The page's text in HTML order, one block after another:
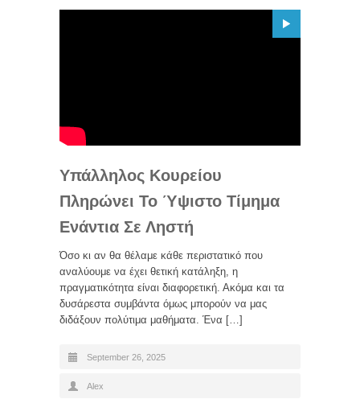
Υπάλληλος Κουρείου
Πληρώνει Το Ύψιστο Τίμημα
Ενάντια Σε Ληστή
Όσο κι αν θα θέλαμε κάθε περιστατικό που
αναλύουμε να έχει θετική κατάληξη, η
πραγματικότητα είναι διαφορετική. Ακόμα και τα
δυσάρεστα συμβάντα όμως μπορούν να μας
διδάξουν πολύτιμα μαθήματα. Ένα […]
September 26, 2025
Alex